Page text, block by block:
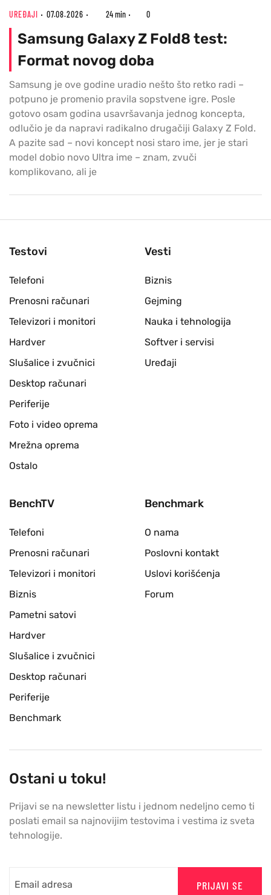
UREĐAJI 07.08.2026 24 min 0
Samsung Galaxy Z Fold8 test:
Format novog doba
Samsung je ove godine uradio nešto što retko radi –
potpuno je promenio pravila sopstvene igre. Posle
gotovo osam godina usavršavanja jednog koncepta,
odlučio je da napravi radikalno drugačiji Galaxy Z Fold.
A pazite sad – novi koncept nosi staro ime, jer je stari
model dobio novo Ultra ime – znam, zvuči
komplikovano, ali je
Testovi
Telefoni
Prenosni računari
Televizori i monitori
Hardver
Slušalice i zvučnici
Desktop računari
Periferije
Foto i video oprema
Mrežna oprema
Ostalo
Vesti
Biznis
Gejming
Nauka i tehnologija
Softver i servisi
Uređaji
BenchTV
Telefoni
Prenosni računari
Televizori i monitori
Biznis
Pametni satovi
Hardver
Slušalice i zvučnici
Desktop računari
Periferije
Benchmark
Benchmark
O nama
Poslovni kontakt
Uslovi korišćenja
Forum
Ostani u toku!
Prijavi se na newsletter listu i jednom nedeljno cemo ti
poslati email sa najnovijim testovima i vestima iz sveta
tehnologije.
PRIJAVI SE